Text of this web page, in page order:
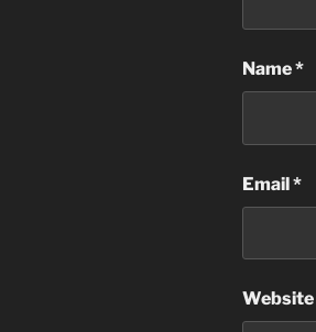
Name*
Email*
Website